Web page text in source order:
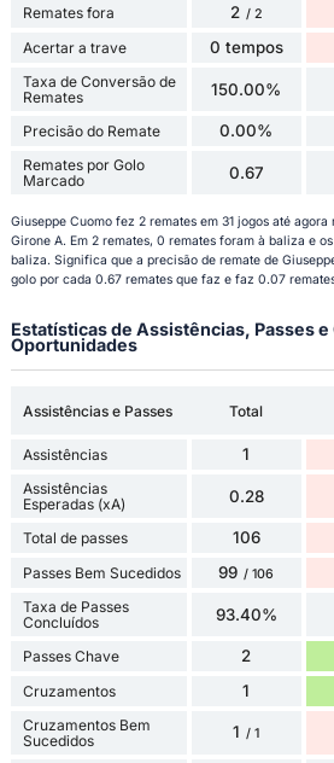
Remates fora 2 / 2
Acertar a trave 0 tempos
Taxa de Conversão de
Remates
150.00%
Precisão do Remate 0.00%
Remates por Golo
Marcado
0.67
Giuseppe Cuomo fez 2 remates em 31 jogos até
Girone A. Em 2 remates, 0 remates foram à baliza e
baliza. Significa que a precisão de remate de
golo por cada 0.67 remates que faz e faz 0.07
Estatísticas de Assistências, Passes e
Oportunidades
Assistências e Passes Total
Assistências 1
Assistências
Esperadas (xA)
0.28
Total de passes 106
Passes Bem Sucedidos 99 / 106
Taxa de Passes
Concluídos
93.40%
Passes Chave 2
Cruzamentos 1
Cruzamentos Bem
Sucedidos
1 / 1